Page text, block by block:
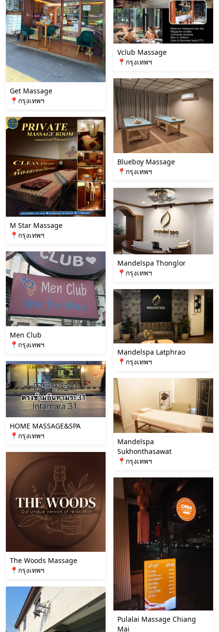
Get Massage
📍กรุงเทพฯ
M Star Massage
📍กรุงเทพฯ
Men Club
📍กรุงเทพฯ
HOME MASSAGE&SPA
📍กรุงเทพฯ
The Woods Massage
📍กรุงเทพฯ
Vclub Massage
📍กรุงเทพฯ
Blueboy Massage
📍กรุงเทพฯ
Mandelspa Thonglor
📍กรุงเทพฯ
Mandelspa Latphrao
📍กรุงเทพฯ
Mandelspa
Sukhonthasawat
📍กรุงเทพฯ
Pulalai Massage Chiang
Mai